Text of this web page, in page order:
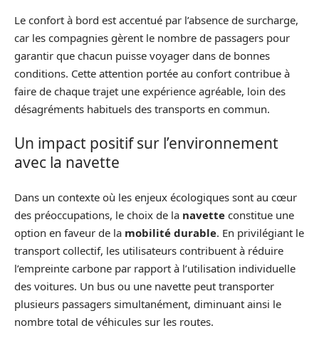
Le confort à bord est accentué par l’absence de surcharge,
car les compagnies gèrent le nombre de passagers pour
garantir que chacun puisse voyager dans de bonnes
conditions. Cette attention portée au confort contribue à
faire de chaque trajet une expérience agréable, loin des
désagréments habituels des transports en commun.
Un impact positif sur l’environnement
avec la navette
Dans un contexte où les enjeux écologiques sont au cœur
des préoccupations, le choix de la navette constitue une
option en faveur de la mobilité durable. En privilégiant le
transport collectif, les utilisateurs contribuent à réduire
l’empreinte carbone par rapport à l’utilisation individuelle
des voitures. Un bus ou une navette peut transporter
plusieurs passagers simultanément, diminuant ainsi le
nombre total de véhicules sur les routes.